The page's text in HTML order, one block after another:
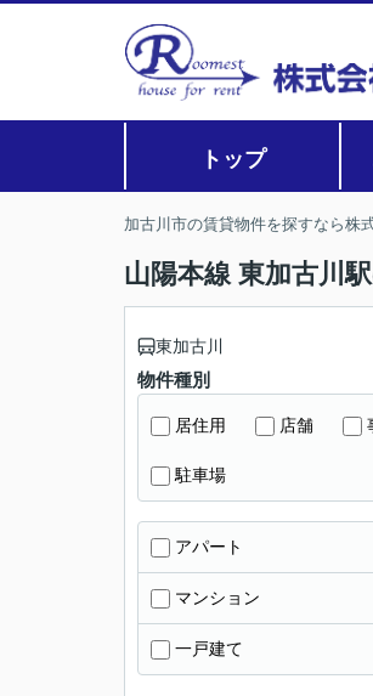
トップ
加古川市の賃貸物件を探すなら株
山陽本線 東加古川
東加古川
物件種別
居住用 店舗
駐車場
アパート
マンション
一戸建て